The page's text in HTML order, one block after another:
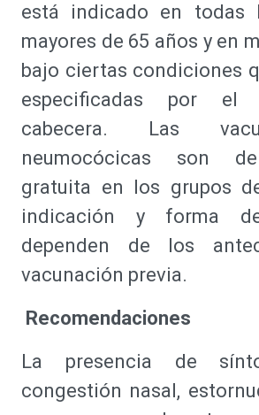
está indicado en todas
mayores de 65 años y en
bajo ciertas condiciones
especificadas por el
cabecera. Las
neumocócicas son
gratuita en los grupos
indicación y forma
dependen de los
vacunación previa.
Recomendaciones
La presencia de
congestión nasal,